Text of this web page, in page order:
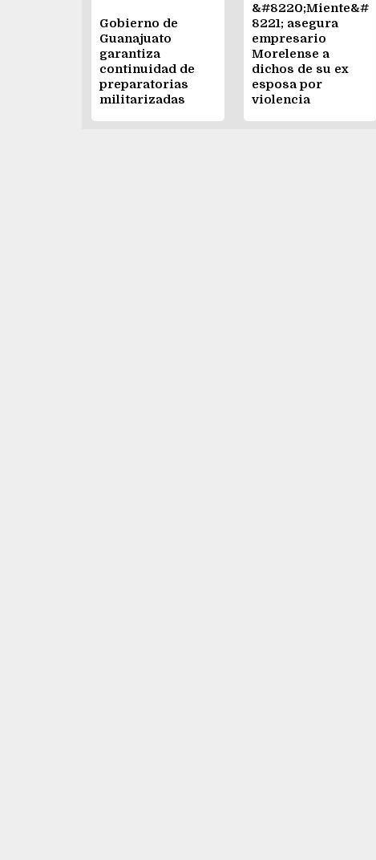
Gobierno de
Guanajuato
garantiza
continuidad de
preparatorias
militarizadas
&#8220;Miente&#
8221; asegura
empresario
Morelense a
dichos de su ex
esposa por
violencia